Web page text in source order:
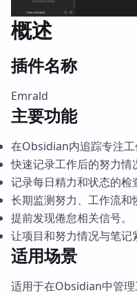
概述
插件名称
Emrald
主要功能
在Obsidian内追踪专注工
快速记录工作后的努力情
记录每日精力和状态的检
长期监测努力、工作流和
提前发现倦怠相关信号。
让项目和努力情况与笔记
适用场景
适用于在Obsidian中管